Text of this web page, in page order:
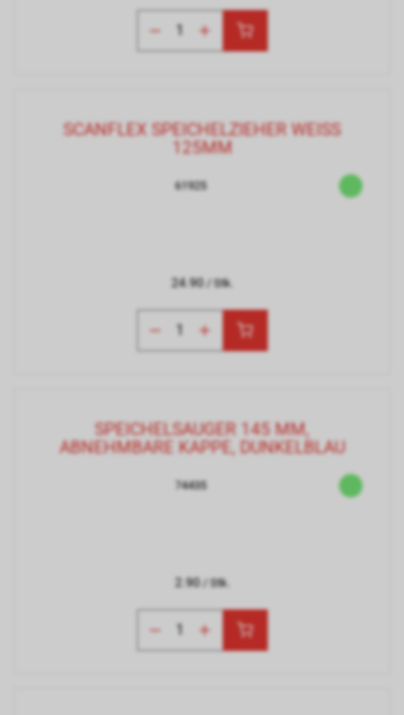
SCANFLEX SPEICHELZIEHER WEISS
125MM
61925
24.90/ Stk.
SPEICHELSAUGER 145 MM,
ABNEHMBARE KAPPE, DUNKELBLAU
74435
2.90/ Stk.